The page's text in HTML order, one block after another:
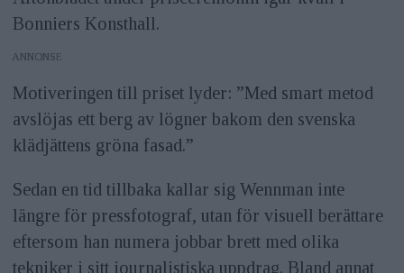
Bonniers Konsthall.
ANNONS
Motiveringen till priset lyder: ”Med smart metod
avslöjas ett berg av lögner bakom den svenska
klädjättens gröna fasad.”
Sedan en tid tillbaka kallar sig Wennman inte
längre för pressfotograf, utan för visuell berättare
eftersom han numera jobbar brett med olika
tekniker i sitt journalistiska uppdrag. Bland annat